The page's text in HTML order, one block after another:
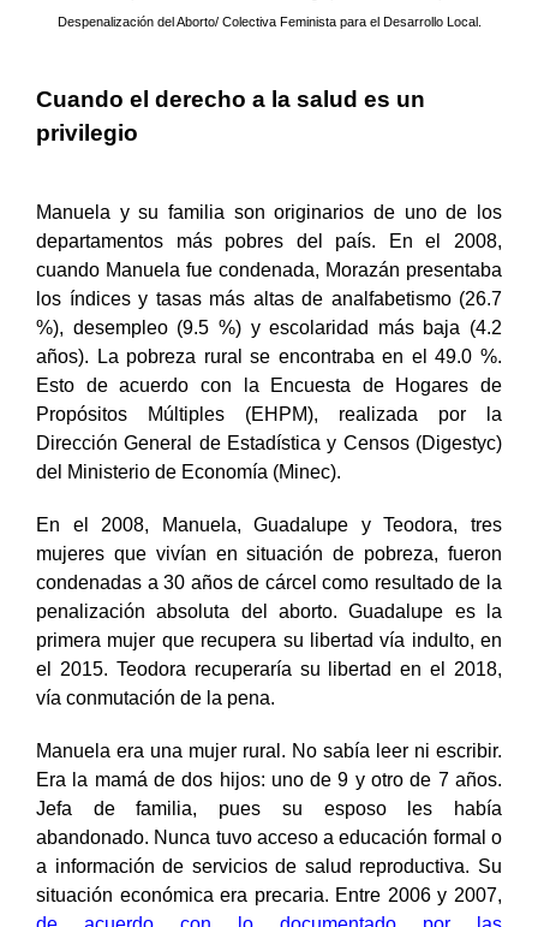
Cuando el derecho a la salud es un
privilegio
Manuela y su familia son originarios de uno de los
departamentos más pobres del país. En el 2008,
cuando Manuela fue condenada, Morazán presentaba
los índices y tasas más altas de analfabetismo (26.7
%), desempleo (9.5 %) y escolaridad más baja (4.2
años). La pobreza rural se encontraba en el 49.0 %.
Esto de acuerdo con la Encuesta de Hogares de
Propósitos Múltiples (EHPM), realizada por la
Dirección General de Estadística y Censos (Digestyc)
del Ministerio de Economía (Minec).
En el 2008, Manuela, Guadalupe y Teodora, tres
mujeres que vivían en situación de pobreza, fueron
condenadas a 30 años de cárcel como resultado de la
penalización absoluta del aborto. Guadalupe es la
primera mujer que recupera su libertad vía indulto, en
el 2015. Teodora recuperaría su libertad en el 2018,
vía conmutación de la pena.
Manuela era una mujer rural. No sabía leer ni escribir.
Era la mamá de dos hijos: uno de 9 y otro de 7 años.
Jefa de familia, pues su esposo les había
abandonado. Nunca tuvo acceso a educación formal o
a información de servicios de salud reproductiva. Su
situación económica era precaria. Entre 2006 y 2007,